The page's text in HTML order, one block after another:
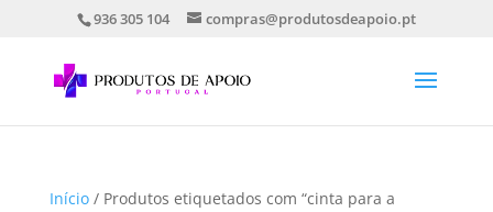
936 305 104 compras@produtosdeapoio.pt
Início/ Produtos etiquetados com “cinta para a